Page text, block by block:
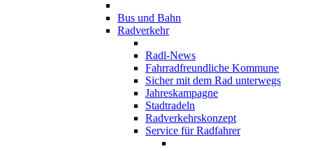
Bus und Bahn
Radverkehr
Radl-News
Fahrradfreundliche Kommune
Sicher mit dem Rad unterwegs
Jahreskampagne
Stadtradeln
Radverkehrskonzept
Service für Radfahrer